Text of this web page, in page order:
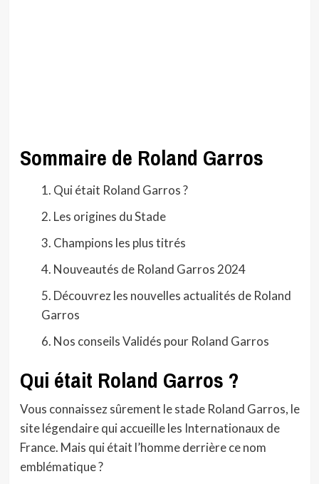
Sommaire de Roland Garros
Qui était Roland Garros ?
Les origines du Stade
Champions les plus titrés
Nouveautés de Roland Garros 2024
Découvrez les nouvelles actualités de Roland
Garros
Nos conseils Validés pour Roland Garros
Qui était Roland Garros ?
Vous connaissez sûrement le stade Roland Garros, le
site légendaire qui accueille les Internationaux de
France. Mais qui était l’homme derrière ce nom
emblématique ?